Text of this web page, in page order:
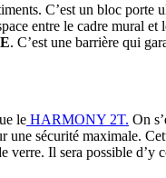
C’est un bloc
entre le cadre mural
. C’est une barrière qui
le HARMONY 2T. On
sécurité maximale.
Il sera possible d’y